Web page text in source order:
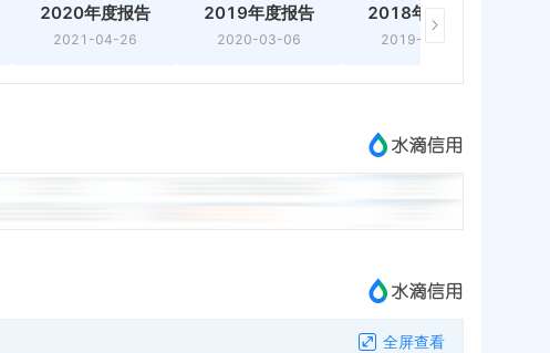
2020年度报告
2021-04-26
2019年度报告
2020-03-06
2018年度报告
2019-03-20
全屏查看